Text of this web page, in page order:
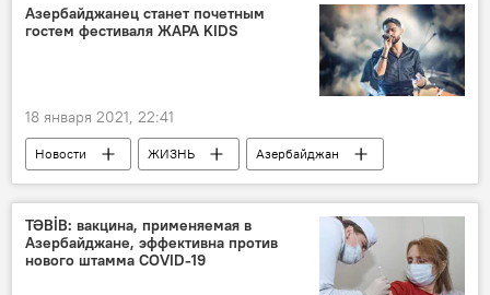
Азербайджанец станет почетным
гостем фестиваля ЖАРА KIDS
18 января 2021, 22:41
Новости ЖИЗНЬ Азербайджан
TƏBİB: вакцина, применяемая в
Азербайджане, эффективна против
нового штамма COVID-19